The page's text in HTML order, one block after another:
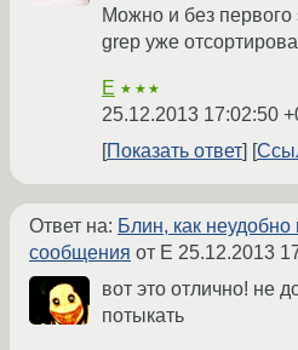
Можно и без
grep уже
E ★★★
25.12.2013 17:02:50
Показать ответ
Ответ на: Блин, как
сообщения от E 25.12.2013
вот это отлично! не
потыкать